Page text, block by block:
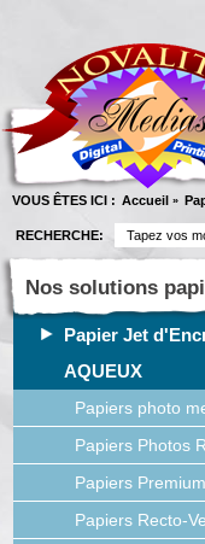
VOUS ÊTES ICI : Accueil »
RECHERCHE:
Nos solutions
Papier Jet
AQUEUX
Papiers photo
Papiers Photos
Papiers
Papiers Recto-